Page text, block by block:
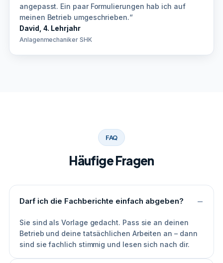
angepasst. Ein paar Formulierungen hab ich auf
meinen Betrieb umgeschrieben.“
David, 4. Lehrjahr
Anlagenmechaniker SHK
FAQ
Häufige Fragen
Darf ich die Fachberichte einfach abgeben?
Sie sind als Vorlage gedacht. Pass sie an deinen
Betrieb und deine tatsächlichen Arbeiten an – dann
sind sie fachlich stimmig und lesen sich nach dir.